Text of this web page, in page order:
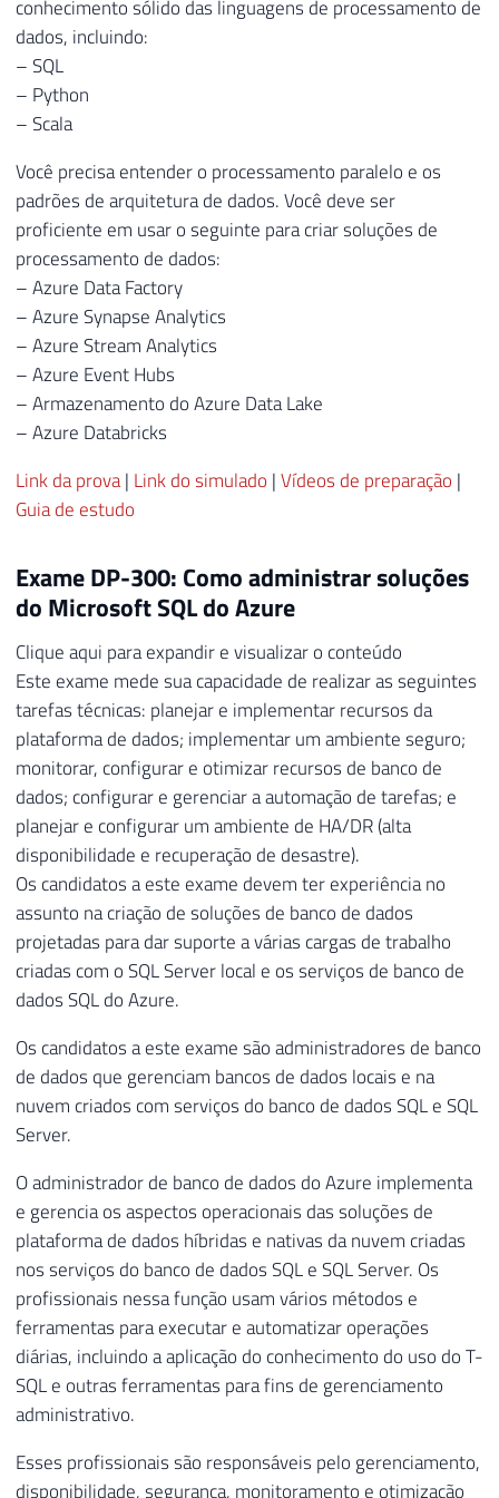
conhecimento sólido das linguagens de processamento de
dados, incluindo:
– SQL
– Python
– Scala
Você precisa entender o processamento paralelo e os
padrões de arquitetura de dados. Você deve ser
proficiente em usar o seguinte para criar soluções de
processamento de dados:
– Azure Data Factory
– Azure Synapse Analytics
– Azure Stream Analytics
– Azure Event Hubs
– Armazenamento do Azure Data Lake
– Azure Databricks
Link da prova| Link do simulado |Vídeos de preparação |
Guia de estudo
Exame DP-300: Como administrar soluções
do Microsoft SQL do Azure
Clique aqui para expandir e visualizar o conteúdo
Este exame mede sua capacidade de realizar as seguintes
tarefas técnicas: planejar e implementar recursos da
plataforma de dados; implementar um ambiente seguro;
monitorar, configurar e otimizar recursos de banco de
dados; configurar e gerenciar a automação de tarefas; e
planejar e configurar um ambiente de HA/DR (alta
disponibilidade e recuperação de desastre).
Os candidatos a este exame devem ter experiência no
assunto na criação de soluções de banco de dados
projetadas para dar suporte a várias cargas de trabalho
criadas com o SQL Server local e os serviços de banco de
dados SQL do Azure.
Os candidatos a este exame são administradores de banco
de dados que gerenciam bancos de dados locais e na
nuvem criados com serviços do banco de dados SQL e SQL
Server.
O administrador de banco de dados do Azure implementa
e gerencia os aspectos operacionais das soluções de
plataforma de dados híbridas e nativas da nuvem criadas
nos serviços do banco de dados SQL e SQL Server. Os
profissionais nessa função usam vários métodos e
ferramentas para executar e automatizar operações
diárias, incluindo a aplicação do conhecimento do uso do T-
SQL e outras ferramentas para fins de gerenciamento
administrativo.
Esses profissionais são responsáveis pelo gerenciamento,
disponibilidade, segurança, monitoramento e otimização